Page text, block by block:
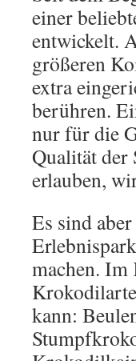
einer
entwickelt.
größeren
extra
berühren.
nur für die
Qualität der
erlauben,
Es sind
machen. Im
kann: